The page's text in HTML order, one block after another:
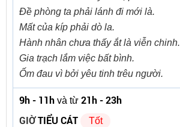
Đề phòng ta phải lánh đi mới là.
Mất của kíp phải dò la.
Hành nhân chưa thấy ắt là viễn chinh.
Gia trạch lắm việc bất bình.
Ốm đau vì bởi yêu tinh trêu người.
9h - 11h và từ 21h - 23h
GIỜTIỂU CÁT
Tốt